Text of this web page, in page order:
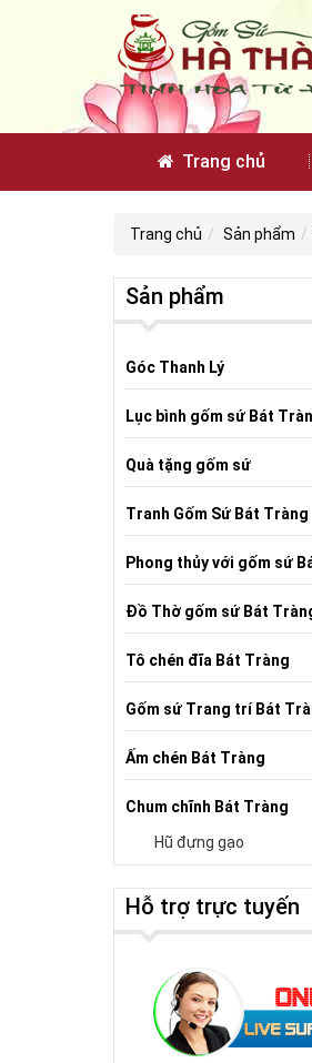
Trang chủ
Trang chủ Sản phẩm
Sản phẩm
Góc Thanh Lý
Lục bình gốm sứ Bát
Quà tặng gốm sứ
Tranh Gốm Sứ Bát Tràng
Phong thủy với gốm sứ
Đồ Thờ gốm sứ Bát
Tô chén đĩa Bát Tràng
Gốm sứ Trang trí Bát
Ấm chén Bát Tràng
Chum chĩnh Bát Tràng
Hũ đựng gạo
Hỗ trợ trực tuyến